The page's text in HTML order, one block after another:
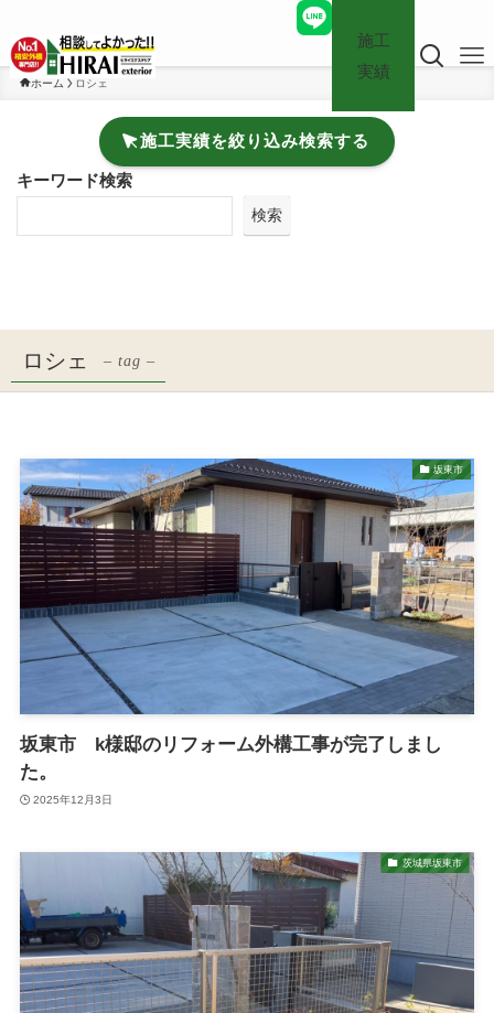
施工
実績
ホーム ロシェ
施工実績を絞り込み検索する
キーワード検索
検索
ロシェ – tag –
坂東市
坂東市 k様邸のリフォーム外構工事が完了しまし
た。
2025年12月3日
茨城県坂東市